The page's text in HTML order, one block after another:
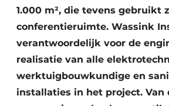
1.000 m², die tevens gebruikt
conferentieruimte. Wassink
verantwoordelijk voor de
realisatie van alle
werktuigbouwkundige en
installaties in het project. Van